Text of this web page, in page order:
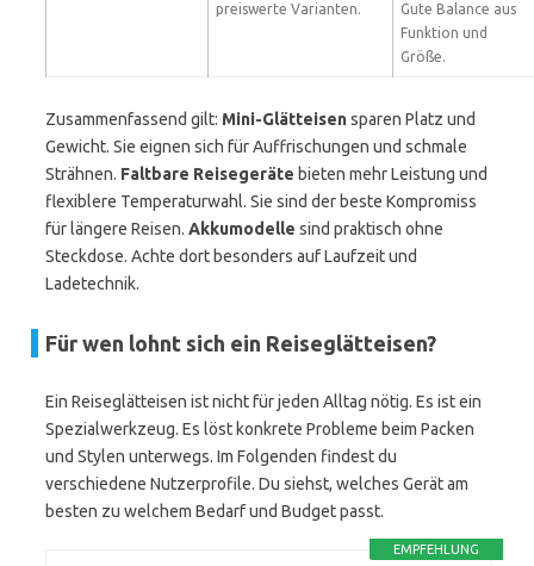
preiswerte Varianten.
Gute Balance aus
Funktion und
Größe.
Zusammenfassend gilt: Mini-Glätteisensparen Platz und
Gewicht. Sie eignen sich für Auffrischungen und schmale
Strähnen. Faltbare Reisegeräte bieten mehr Leistung und
flexiblere Temperaturwahl. Sie sind der beste Kompromiss
für längere Reisen. Akkumodelle sind praktisch ohne
Steckdose. Achte dort besonders auf Laufzeit und
Ladetechnik.
Für wen lohnt sich ein Reiseglätteisen?
Ein Reiseglätteisen ist nicht für jeden Alltag nötig. Es ist ein
Spezialwerkzeug. Es löst konkrete Probleme beim Packen
und Stylen unterwegs. Im Folgenden findest du
verschiedene Nutzerprofile. Du siehst, welches Gerät am
besten zu welchem Bedarf und Budget passt.
EMPFEHLUNG